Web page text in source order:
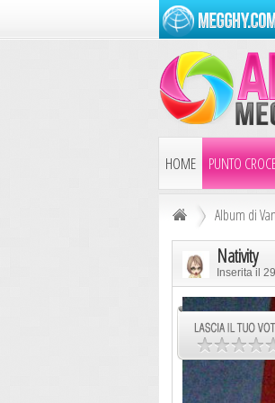
Album
HOME PUNTO
Album di
Nativity
Inserita il